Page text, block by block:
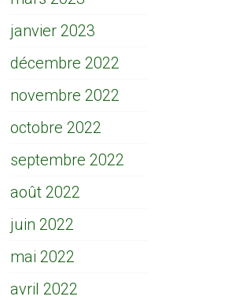
janvier 2023
décembre 2022
novembre 2022
octobre 2022
septembre 2022
août 2022
juin 2022
mai 2022
avril 2022